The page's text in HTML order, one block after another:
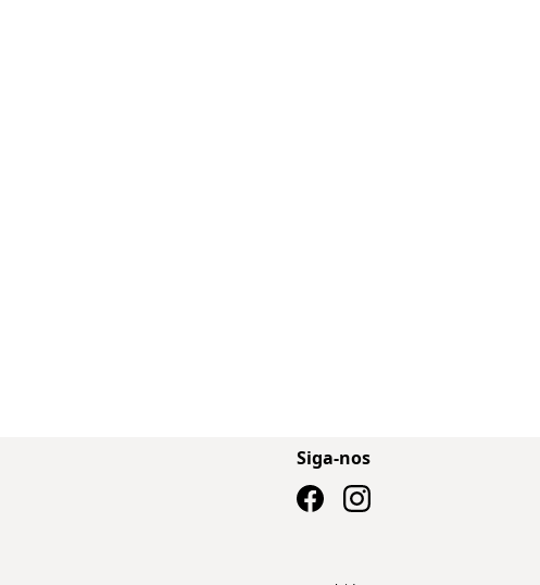
Siga-nos